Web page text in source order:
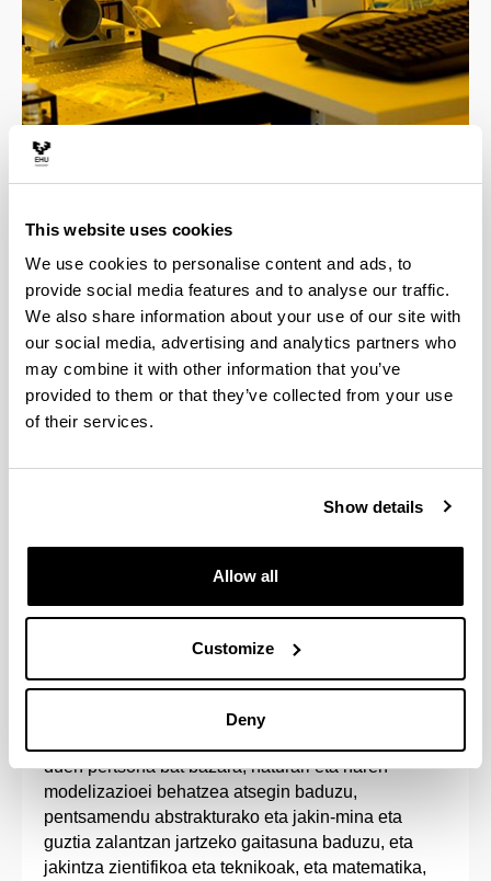
This website uses cookies
We use cookies to personalise content and ads, to
provide social media features and to analyse our traffic.
We also share information about your use of our site with
our social media, advertising and analytics partners who
may combine it with other information that you’ve
provided to them or that they’ve collected from your use
of their services.
Show details
Allow all
Customize
Deny
Profesorado altamente cualificado, todos los
docentes cuentan con el título de doctor.
El grado involucra a 4 departamentos de
reconocido prestigio internacional en
investigación, esto facilita la realización de
estudios de postgrado con el apoyo de grupos de
investigación de alto nivel.
Estudiando un 5º curso adicional podrás
Sarrera-profila
duen pertsona bat bazara, naturari eta haren
modelizazioei behatzea atsegin baduzu,
pentsamendu abstrakturako eta jakin-mina eta
guztia zalantzan jartzeko gaitasuna baduzu, eta
jakintza zientifikoa eta teknikoak, eta matematika,